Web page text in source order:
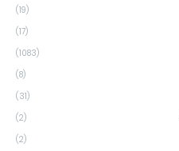
(19)
(17)
(1083)
(8)
(31)
(2)
(2)